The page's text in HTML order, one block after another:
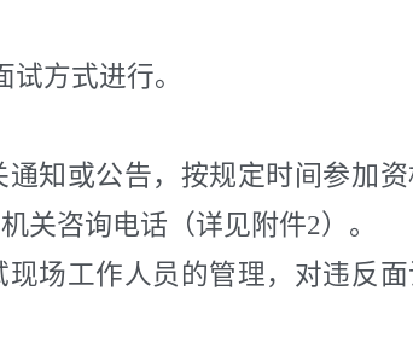
方式进行。
通知或公告，按规定时间参加
关咨询电话（详见附件2）。
现场工作人员的管理，对违反